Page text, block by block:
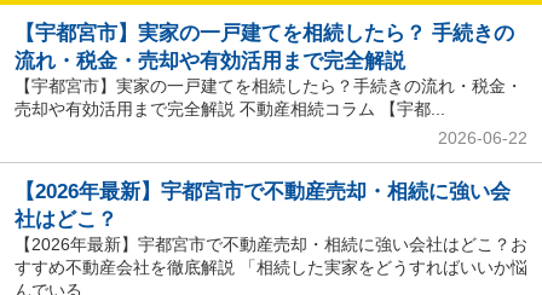
【宇都宮市】実家の一戸建てを相続したら？ 手続きの
流れ・税金・売却や有効活用まで完全解説
【宇都宮市】実家の一戸建てを相続したら？手続きの流れ・税金・
売却や有効活用まで完全解説 不動産相続コラム 【宇都...
2026-06-22
【2026年最新】宇都宮市で不動産売却・相続に強い会
社はどこ？
【2026年最新】宇都宮市で不動産売却・相続に強い会社はどこ？お
すすめ不動産会社を徹底解説 「相続した実家をどうすればいいか悩
んでいる...